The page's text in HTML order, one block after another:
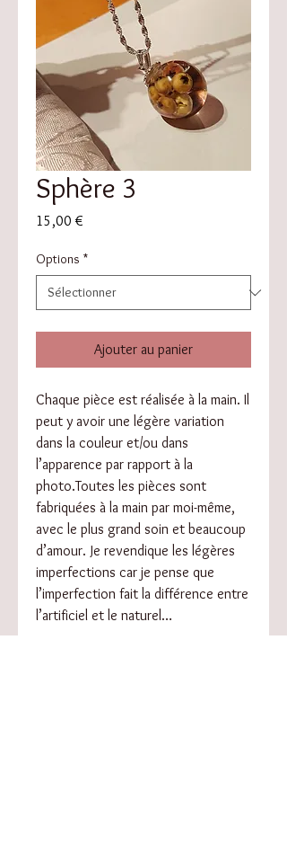
Sphère 3
15,00 €
Options *
Ajouter au panier
Chaque pièce est réalisée à la main. Il
peut y avoir une légère variation
dans la couleur et/ou dans
l’apparence par rapport à la
photo.Toutes les pièces sont
fabriquées à la main par moi-même,
avec le plus grand soin et beaucoup
d’amour. Je revendique les légères
imperfections car je pense que
l’imperfection fait la différence entre
l’artificiel et le naturel…